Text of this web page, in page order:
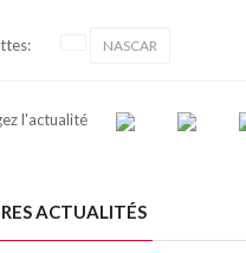
NASCAR
l'actualité
ACTUALITÉS